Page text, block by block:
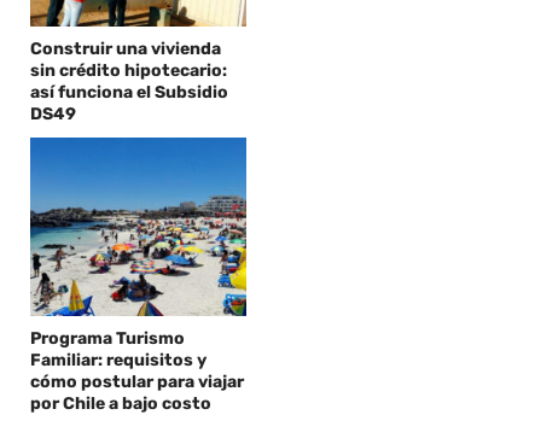
Construir una vivienda
sin crédito hipotecario:
así funciona el Subsidio
DS49
Programa Turismo
Familiar: requisitos y
cómo postular para viajar
por Chile a bajo costo